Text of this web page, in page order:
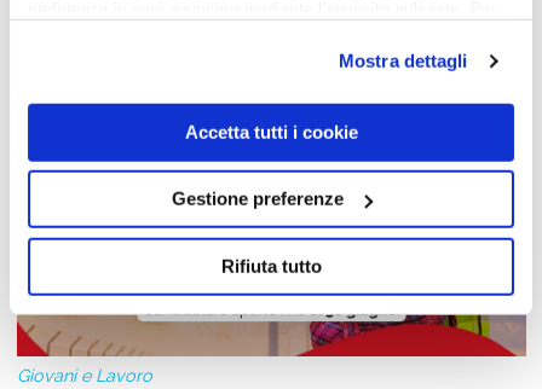
Mostra dettagli
Accetta tutti i cookie
Gestione preferenze
Rifiuta tutto
Giovani e Lavoro